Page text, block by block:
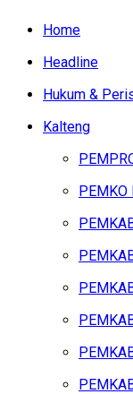
Home
Headline
Hukum &
Kalteng
PEMKO